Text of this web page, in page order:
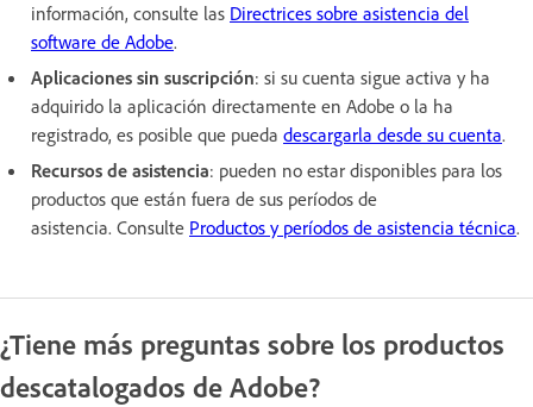
información, consulte las Directrices sobre asistencia del
software de Adobe.
Aplicaciones sin suscripción: si su cuenta sigue activa y ha
adquirido la aplicación directamente en Adobe o la ha
registrado, es posible que pueda descargarla desde su cuenta.
Recursos de asistencia: pueden no estar disponibles para los
productos que están fuera de sus períodos de
asistencia. Consulte Productos y períodos de asistencia técnica.
¿Tiene más preguntas sobre los productos
descatalogados de Adobe?